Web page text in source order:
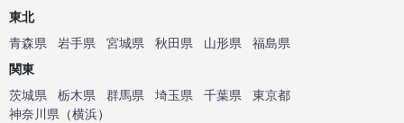
東北
青森県
岩手県 宮城県 秋田県 山形県
福島県
関東
茨城県
栃木県 群馬県 埼玉県 千葉県
東京都
神奈川県 （横浜）